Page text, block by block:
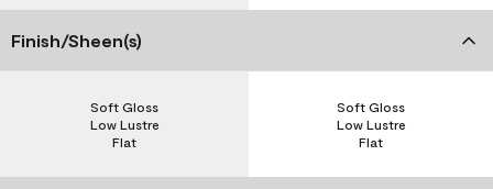
Finish/Sheen(s)
Flat
Low Lustre
Soft Gloss
Flat
Low Lustre
Soft Gloss